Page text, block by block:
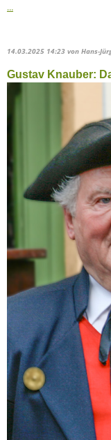
…
14.03.2025 14:23 von Hans-
Gustav Knauber: